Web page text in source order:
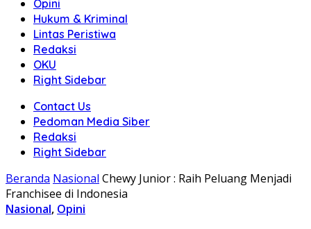
Opini
Hukum & Kriminal
Lintas Peristiwa
Redaksi
OKU
Right Sidebar
Contact Us
Pedoman Media Siber
Redaksi
Right Sidebar
Beranda Nasional Chewy Junior : Raih Peluang Menjadi
Franchisee di Indonesia
Nasional, Opini